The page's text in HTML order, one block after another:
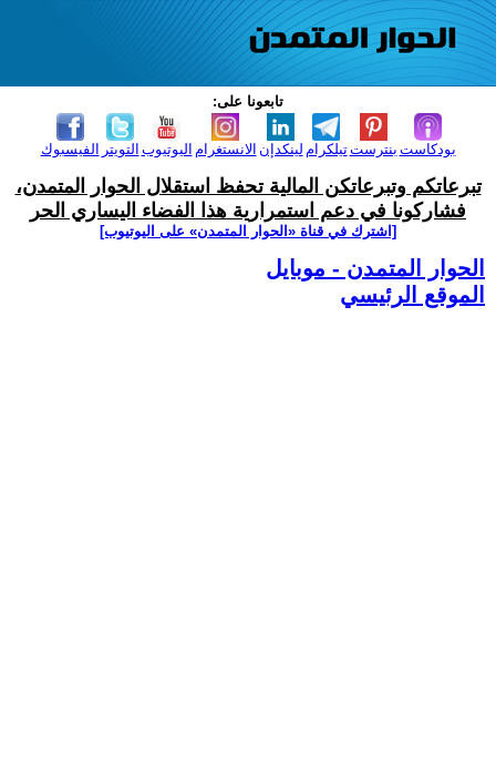
تابعونا على:
الفيسبوك التويتر اليوتيوب الانستغرام لينكدإن تيلكرامبنترست بودكاست
تبرعاتكم وتبرعاتكن المالية تحفظ استقلال الحوار المتمدن،
فشاركونا في دعم استمرارية هذا الفضاء اليساري الحر
[اشترك في قناة ‫«الحوار المتمدن» على اليوتيوب]
الحوار المتمدن - موبايل
الموقع الرئيسي